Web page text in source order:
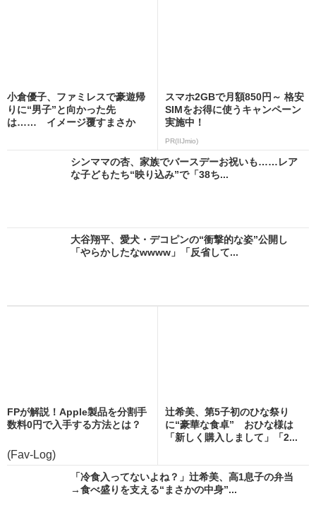
小倉優子、ファミレスで豪遊帰
りに“男子”と向かった先
は…… イメージ覆すまさか
スマホ2GBで月額850円～ 格安
SIMをお得に使うキャンペーン
実施中！
PR(IIJmio)
シンママの杏、家族でバースデーお祝いも……レア
な子どもたち“映り込み”で「38ち...
大谷翔平、愛犬・デコピンの“衝撃的な姿”公開し
「やらかしたなwwww」「反省して...
FPが解説！Apple製品を分割手
数料0円で入手する方法とは？
(Fav-Log)
辻希美、第5子初のひな祭り
に“豪華な食卓” おひな様は
「新しく購入しまして」「2...
「冷食入ってないよね？」辻希美、高1息子の弁当
→食べ盛りを支える“まさかの中身”...